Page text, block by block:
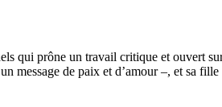
qui prône un travail critique et ouvert
de paix et d’amour –, et sa